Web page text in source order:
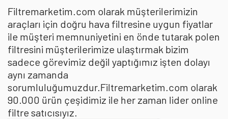
Filtremarketim.com olarak müşterilerimizin
araçları için doğru hava filtresine uygun fiyatlar
ile müşteri memnuniyetini en önde tutarak polen
filtresini müşterilerimize ulaştırmak bizim
sadece görevimiz değil yaptığımız işten dolayı
aynı zamanda
sorumluluğumuzdur.Filtremarketim.com olarak
90.000 ürün çeşidimiz ile her zaman lider online
filtre satıcısıyız.